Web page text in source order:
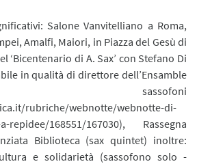
Salone Vanvitelliano a Roma,
Amalfi, Maiori, in Piazza del Gesù di
‘Bicentenario di A. Sax’ con Stefano Di
in qualità di direttore dell’Ensamble
rubriche/webnotte/webnotte-di-
repidee/168551/167030), Rassegna
Biblioteca (sax quintet) inoltre:
e solidarietà (sassofono solo -